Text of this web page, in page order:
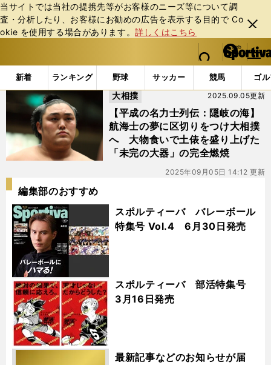
当サイトでは当社の提携先等がお客様のニーズ等について調
査・分析したり、お客様にお勧めの広告を表⽰する⽬的で Co
okie を使⽤する場合があります。詳しくはこちら
閉じ
る
web Sportiva (webスポルティーバ)
検索
マイペ
ー
ジ
メニュ
新着 ランキング 野球 サッカー 競馬 ゴ
b
ス
ィ
バ
「#隠岐の海歩」の最新ニュース・ 情報
【平成の名力士列伝：隠岐の海】
航海士の夢に区切りをつけ大相撲
へ 大物食いで土俵を盛り上げた
「未完の大器」の完全燃焼
2025.09.05更新
大相撲
2025年09月05日 14:12 更新
編集部のおすすめ
スポルティーバ バレーボール
特集号 Vol.4 6月30日発売
スポルティーバ 部活特集号
3月16日発売
最新記事などのお知らせが届